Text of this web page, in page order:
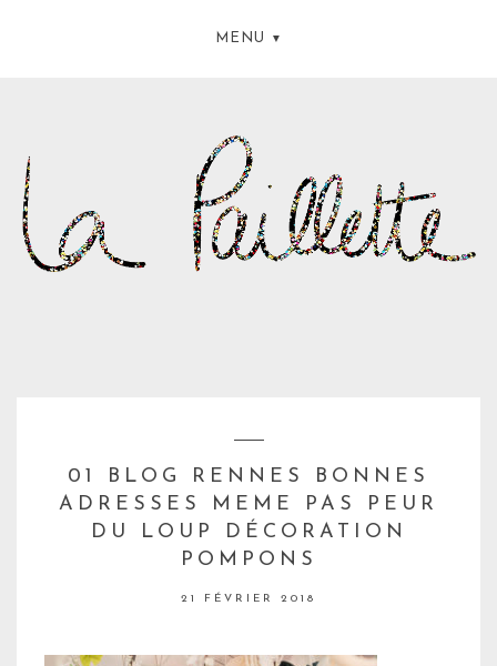
MENU
01 BLOG RENNES BONNES
ADRESSES MEME PAS PEUR
DU LOUP DÉCORATION
POMPONS
21 FÉVRIER 2018